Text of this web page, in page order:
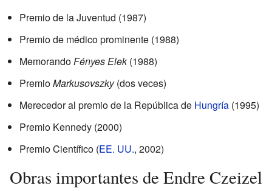
Premio de la Juventud (1987)
Premio de médico prominente (1988)
MemorandoFényes Elek(1988)
PremioMarkusovszky(dos veces)
Merecedor al premio de la República de Hungría (1995)
Premio Kennedy (2000)
Premio Científico (EE. UU., 2002)
Obras importantes de Endre Czeizel